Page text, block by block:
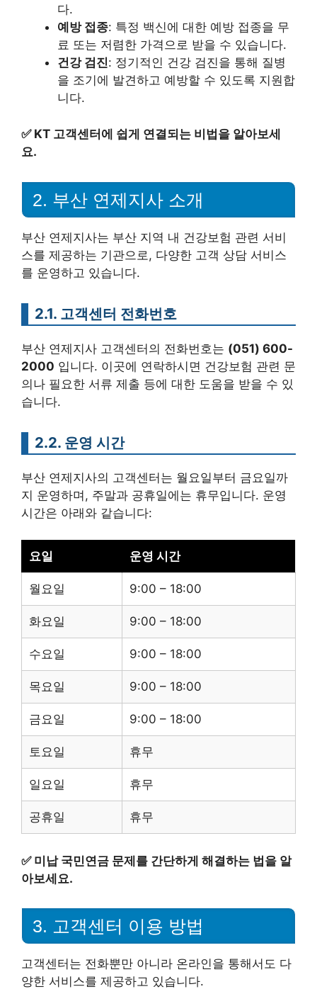
다.
예방 접종: 특정 백신에 대한 예방 접종을 무
료 또는 저렴한 가격으로 받을 수 있습니다.
건강 검진: 정기적인 건강 검진을 통해 질병
을 조기에 발견하고 예방할 수 있도록 지원합
니다.
✅ KT 고객센터에 쉽게 연결되는 비법을 알아보세
요.
2. 부산 연제지사 소개
부산 연제지사는 부산 지역 내 건강보험 관련 서비
스를 제공하는 기관으로, 다양한 고객 상담 서비스
를 운영하고 있습니다.
2.1. 고객센터 전화번호
부산 연제지사 고객센터의 전화번호는 (051) 600-
2000 입니다. 이곳에 연락하시면 건강보험 관련 문
의나 필요한 서류 제출 등에 대한 도움을 받을 수 있
습니다.
2.2. 운영 시간
부산 연제지사의 고객센터는 월요일부터 금요일까
지 운영하며, 주말과 공휴일에는 휴무입니다. 운영
시간은 아래와 같습니다:
요일 운영 시간
월요일 9:00 – 18:00
화요일 9:00 – 18:00
수요일 9:00 – 18:00
목요일 9:00 – 18:00
금요일 9:00 – 18:00
토요일 휴무
일요일 휴무
공휴일 휴무
✅ 미납 국민연금 문제를 간단하게 해결하는 법을 알
아보세요.
3. 고객센터 이용 방법
고객센터는 전화뿐만 아니라 온라인을 통해서도 다
양한 서비스를 제공하고 있습니다.